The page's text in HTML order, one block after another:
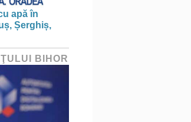
apă în
Șerghiș,
BIHOR